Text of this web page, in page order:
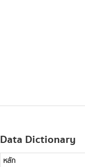
Data Dictionary
หลัก